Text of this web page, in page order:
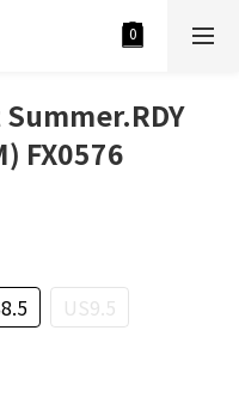
FX0576
US9.5